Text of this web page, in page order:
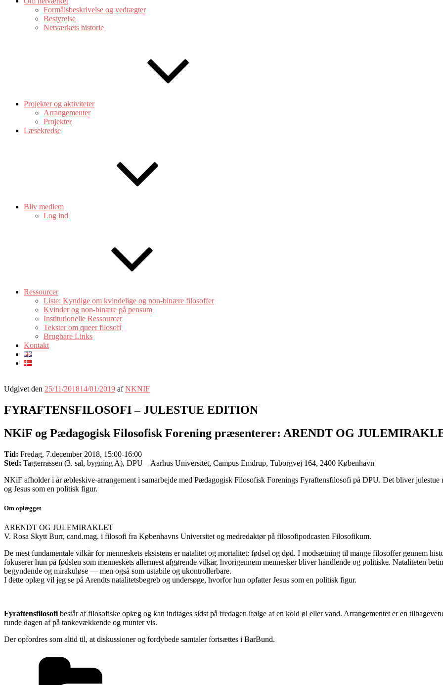
Formålsbeskrivelse og vedtægter
Bestyrelse
Netværkets historie
Projekter og aktiviteter
Arrangementer
Projekter
Læsekredse
Bliv medlem
Log ind
Ressourcer
Liste: Kyndige om kvindelige og non-binære filosoffer
Kvinder og non-binære på pensum
Institutionelle Ressourcer
Tekster om queer filosofi
Brugbare Links
Kontakt
Udgivet den 25/11/201814/01/2019 afNKNIF
FYRAFTENSFILOSOFI – JULESTUE EDITION
NKiF og Pædagogisk Filosofisk Forening præsenterer: ARENDT OG
Tid: Fredag, 7.december 2018, 15:00-16:00
Sted: Tagterrassen (3. sal, bygning A), DPU – Aarhus Universitet, Campus Emdrup, Tuborgvej 164, 2400 København
NKiF afholder i år æbleskive-arrangement i samarbejde med Pædagogisk Filosofisk Forenings Fyraftensfilosofi på DPU. Det bliver
og Jesus som en politisk figur.
Om oplægget
ARENDT OG JULEMIRAKLET
V. Rosa Skytt Burr, cand.mag. i filosofi fra Københavns Universitet og medredaktør på filosofipodcasten Filosofikum.
De mest fundamentale vilkår for menneskets eksistens er natalitet og mortalitet: fødsel og død. I modsætning til mange filosoffer gennem
fokuserer hun på fødslen som menneskets allermest afgørende vilkår, hvorigennem mennesker bliver handlende og politiske. Nataliteten
begyndende og mirakuløse — men også som ustabile og ukontrollerbare.
I dette oplæg vil jeg se på Arendts natalitetsbegreb og undersøge, hvorfor hun opfatter Jesus som en politisk figur.
Fyraftensfilosofi består af filosofiske oplæg og kan indtages sidst på fredagen ifølge af en kold øl eller vand. Arrangementet er en
runde dagen af på tankevækkende og munter vis.
Der opfordres som altid til, at diskussioner og fordybede samtaler fortsættes i BarBund.